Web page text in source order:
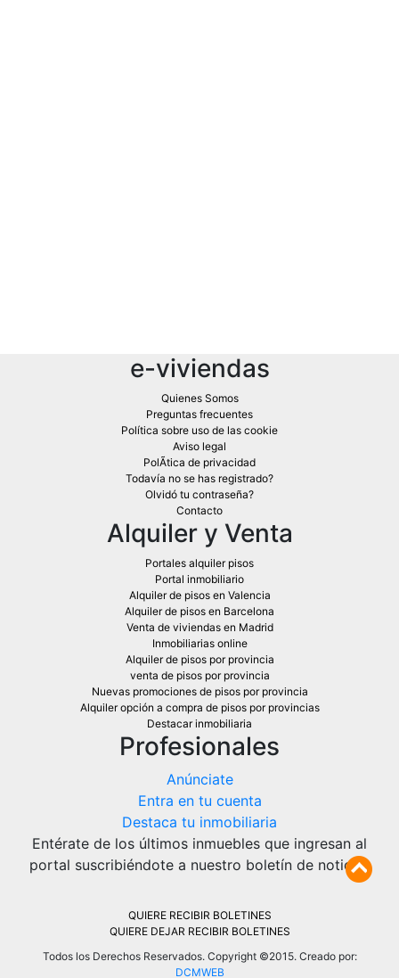
e-viviendas
Quienes Somos
Preguntas frecuentes
Política sobre uso de las cookie
Aviso legal
PolÃ­tica de privacidad
Todavía no se has registrado?
Olvidó tu contraseña?
Contacto
Alquiler y Venta
Portales alquiler pisos
Portal inmobiliario
Alquiler de pisos en Valencia
Alquiler de pisos en Barcelona
Venta de viviendas en Madrid
Inmobiliarias online
Alquiler de pisos por provincia
venta de pisos por provincia
Nuevas promociones de pisos por provincia
Alquiler opción a compra de pisos por provincias
Destacar inmobiliaria
Profesionales
Anúnciate
Entra en tu cuenta
Destaca tu inmobiliaria
Entérate de los últimos inmuebles que ingresan al
portal suscribiéndote a nuestro boletín de noticias
QUIERE RECIBIR BOLETINES
QUIERE DEJAR RECIBIR BOLETINES
Todos los Derechos Reservados. Copyright ©2015. Creado por:
DCMWEB